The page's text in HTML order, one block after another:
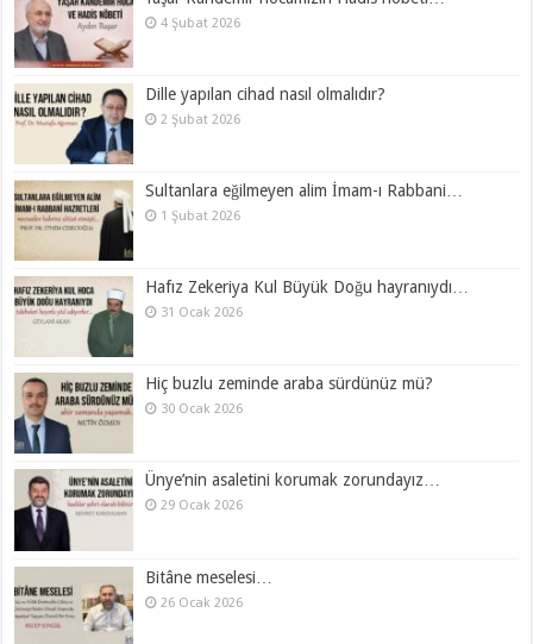
4 Şubat 2026
Dille yapılan cihad nasıl olmalıdır?
2 Şubat 2026
Sultanlara eğilmeyen alim İmam-ı Rabbani…
1 Şubat 2026
Hafız Zekeriya Kul Büyük Doğu hayranıydı…
31 Ocak 2026
Hiç buzlu zeminde araba sürdünüz mü?
30 Ocak 2026
Ünye’nin asaletini korumak zorundayız…
29 Ocak 2026
Bitâne meselesi…
26 Ocak 2026